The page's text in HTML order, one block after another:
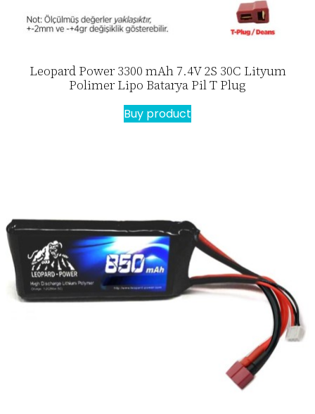
Leopard Power 3300 mAh 7.4V 2S 30C Lityum
Polimer Lipo Batarya Pil T Plug
Buy product